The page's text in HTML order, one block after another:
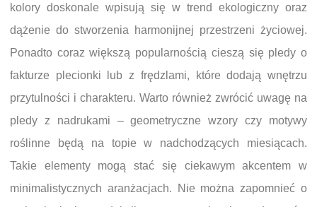
kolory doskonale wpisują się w trend ekologiczny oraz
dążenie do stworzenia harmonijnej przestrzeni życiowej.
Ponadto coraz większą popularnością cieszą się pledy o
fakturze plecionki lub z frędzlami, które dodają wnętrzu
przytulności i charakteru. Warto również zwrócić uwagę na
pledy z nadrukami – geometryczne wzory czy motywy
roślinne będą na topie w nadchodzących miesiącach.
Takie elementy mogą stać się ciekawym akcentem w
minimalistycznych aranżacjach. Nie można zapomnieć o